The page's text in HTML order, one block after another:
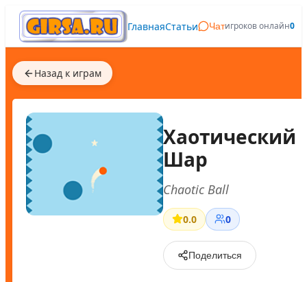
ГлавнаяСтатьи Чатигроков онлайн0
Назад к играм
Хаотический
Шар
Chaotic Ball
0.0 0
Поделиться